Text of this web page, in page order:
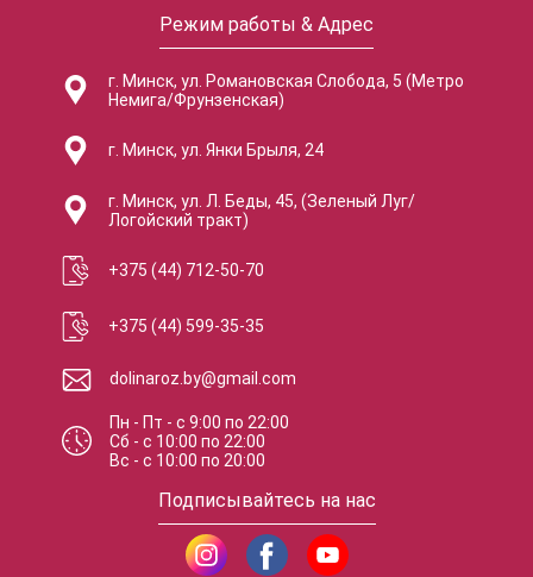
Режим работы & Адрес
г. Минск, ул. Романовская Слобода, 5 (Метро
Немига/Фрунзенская)
г. Минск, ул. Янки Брыля, 24
г. Минск, ул. Л. Беды, 45, (Зеленый Луг/
Логойский тракт)
+375 (44) 712-50-70
+375 (44) 599-35-35
dolinaroz.by@gmail.com
Пн - Пт -с 9:00по 22:00
Сб -с 10:00по 22:00
Вс -с 10:00по 20:00
Подписывайтесь на нас